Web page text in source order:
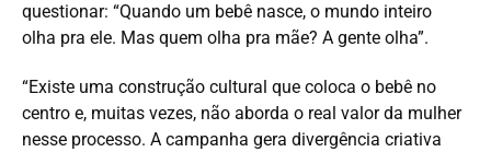
questionar: “Quando um bebê nasce, o mundo inteiro
olha pra ele. Mas quem olha pra mãe? A gente olha”.
“Existe uma construção cultural que coloca o bebê no
centro e, muitas vezes, não aborda o real valor da mulher
nesse processo. A campanha gera divergência criativa